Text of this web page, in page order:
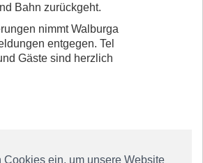
Cookies ein, um unsere Website
Bahn zurückgeht.
nimmt Walburga
entgegen. Tel
Gäste sind herzlich